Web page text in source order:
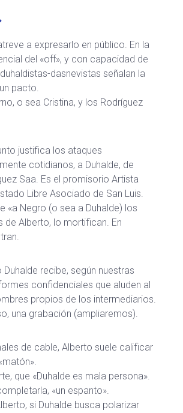
a expresarlo en público. En la
del «off», y con capacidad de
dasnevistas señalan la
pacto.
o sea Cristina, y los Rodríguez
justifica los ataques
cotidianos, a Duhalde, de
Saa. Es el promisorio Artista
Libre Asociado de San Luis.
«a Negro (o sea a Duhalde) los
de Alberto, lo mortifican. En
recibe, según nuestras
confidenciales que aluden al
propios de los intermediarios.
una grabación (ampliaremos).
de cable, Alberto suele calificar
que «Duhalde es mala persona».
«un espanto».
si Duhalde busca polarizar